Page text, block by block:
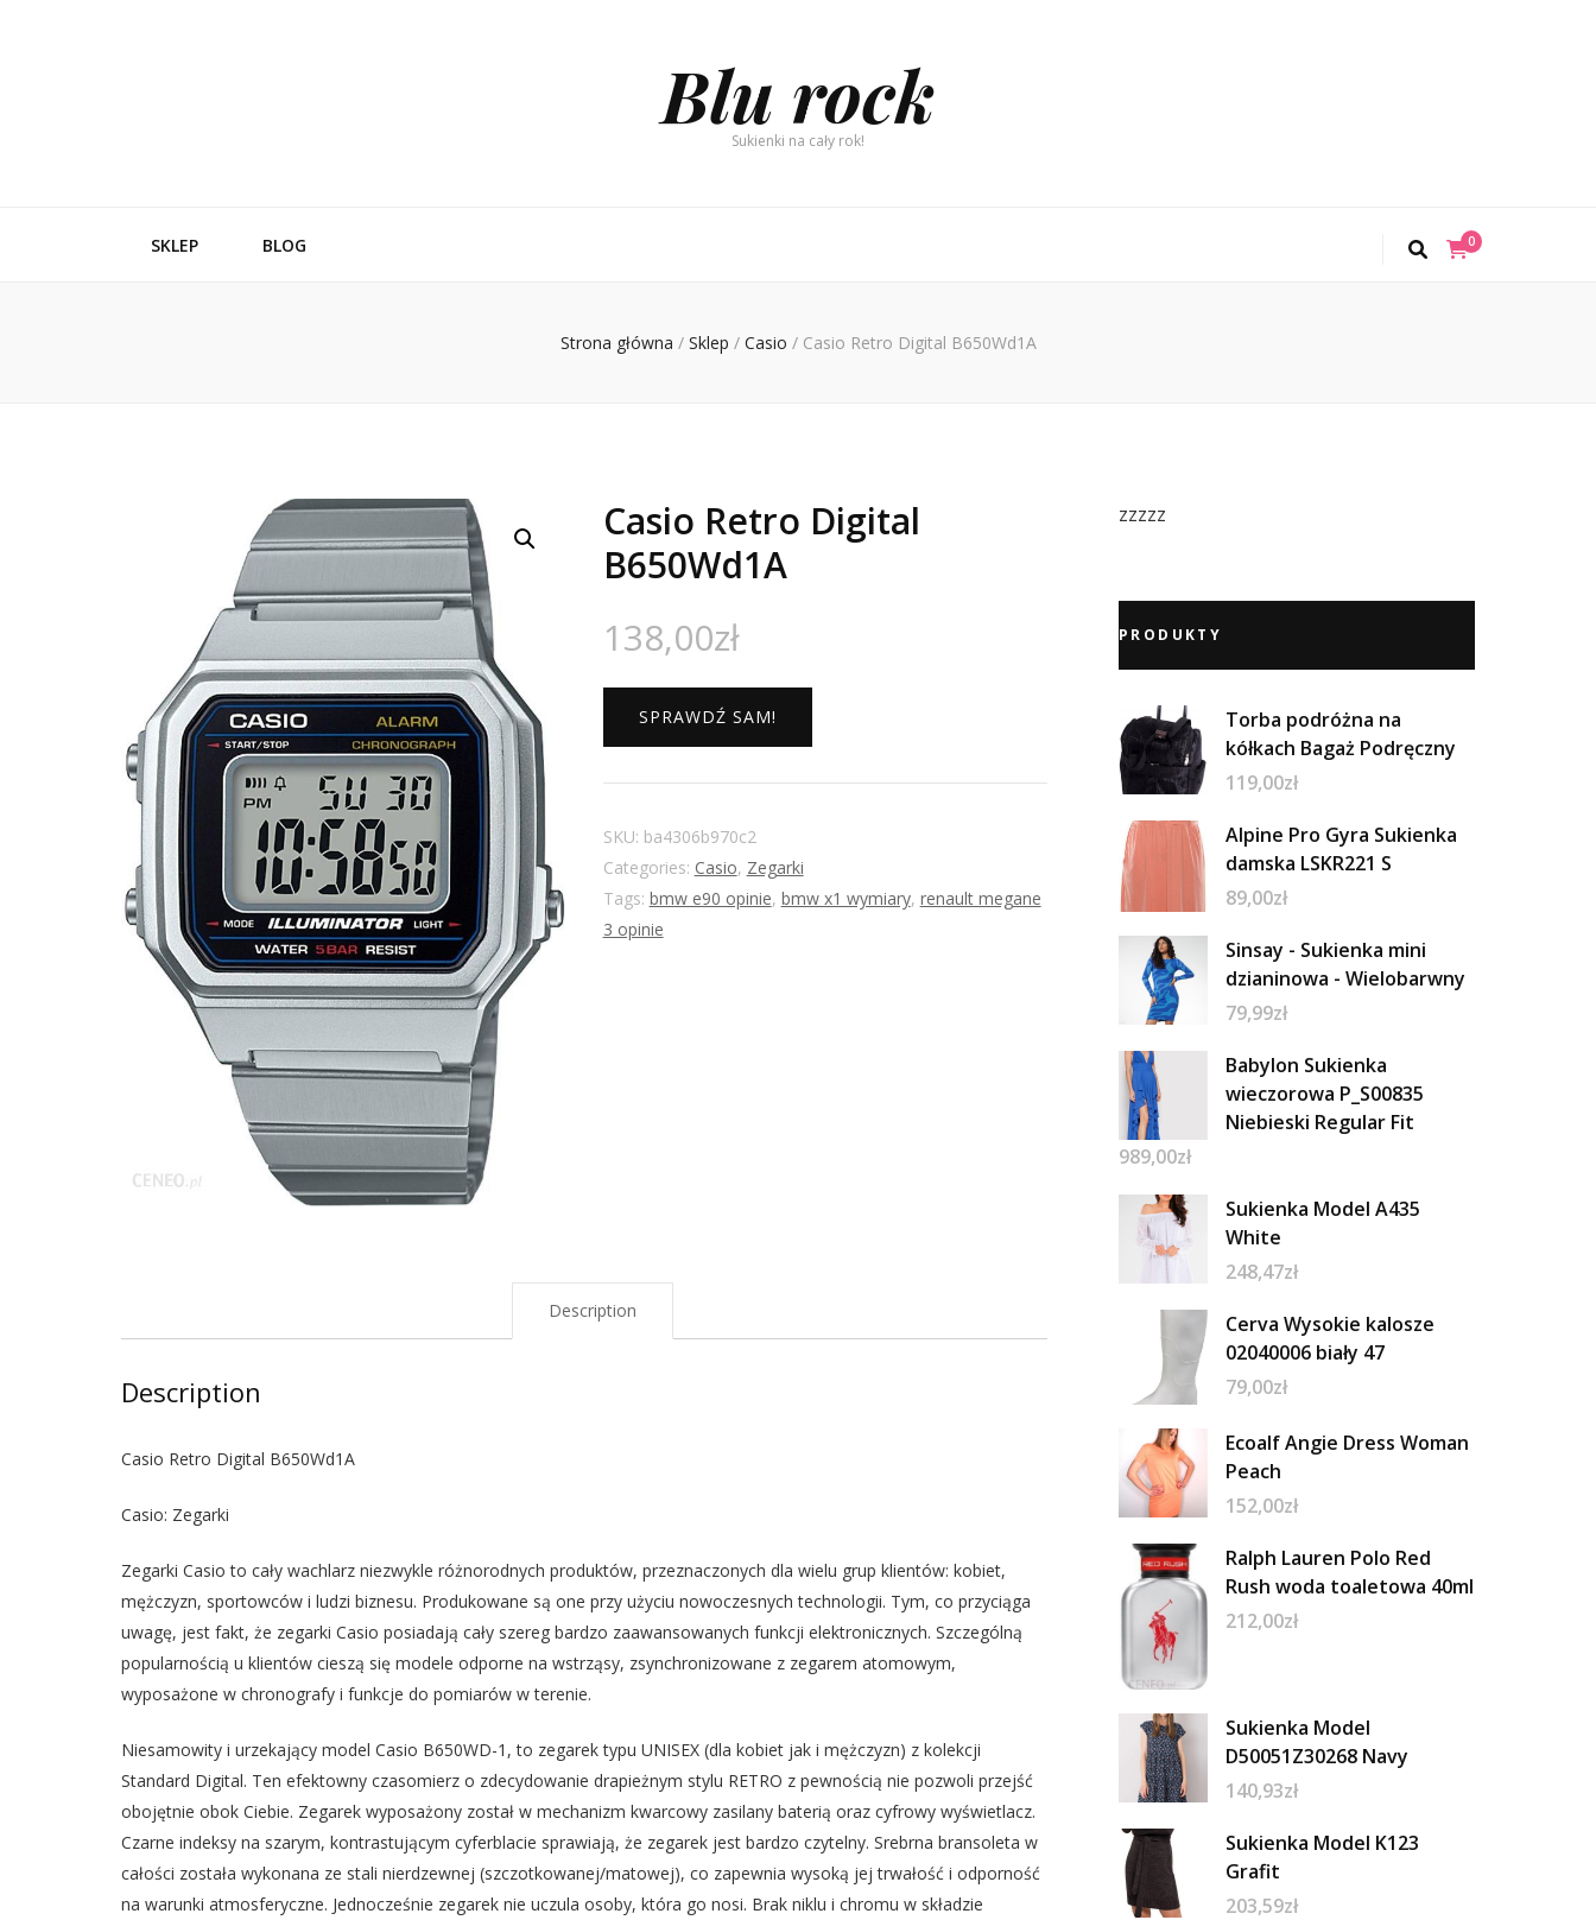
Blu rock
Sukienki na cały rok!
SKLEP BLOG 0
Strona główna / Sklep / Casio / Casio Retro Digital B650Wd1A
Casio Retro Digital
B650Wd1A
138,00zł
SPRAWDŹ SAM!
SKU: ba4306b970c2
Categories: Casio, Zegarki
Tags: bmw e90 opinie, bmw x1 wymiary, renault megane
3 opinie
Description
Description
Casio Retro Digital B650Wd1A
Casio: Zegarki
Zegarki Casio to cały wachlarz niezwykle różnorodnych produktów, przeznaczonych dla wielu grup klientów: kobiet,
mężczyzn, sportowców i ludzi biznesu. Produkowane są one przy użyciu nowoczesnych technologii. Tym, co przyciąga
uwagę, jest fakt, że zegarki Casio posiadają cały szereg bardzo zaawansowanych funkcji elektronicznych. Szczególną
popularnością u klientów cieszą się modele odporne na wstrząsy, zsynchronizowane z zegarem atomowym,
wyposażone w chronografy i funkcje do pomiarów w terenie.
Niesamowity i urzekający model Casio B650WD-1, to zegarek typu UNISEX (dla kobiet jak i mężczyzn) z kolekcji
Standard Digital. Ten efektowny czasomierz o zdecydowanie drapieżnym stylu RETRO z pewnością nie pozwoli przejść
obojętnie obok Ciebie. Zegarek wyposażony został w mechanizm kwarcowy zasilany baterią oraz cyfrowy wyświetlacz.
Czarne indeksy na szarym, kontrastującym cyferblacie sprawiają, że zegarek jest bardzo czytelny. Srebrna bransoleta w
całości została wykonana ze stali nierdzewnej (szczotkowanej/matowej), co zapewnia wysoką jej trwałość i odporność
na warunki atmosferyczne. Jednocześnie zegarek nie uczula osoby, która go nosi. Brak niklu i chromu w składzie
zzzzz
PRODUKTY
Torba podróżna na
kółkach Bagaż Podręczny
119,00zł
Alpine Pro Gyra Sukienka
damska LSKR221 S
89,00zł
Sinsay - Sukienka mini
dzianinowa - Wielobarwny
79,99zł
Babylon Sukienka
wieczorowa P_S00835
Niebieski Regular Fit
989,00zł
Sukienka Model A435
White
248,47zł
Cerva Wysokie kalosze
02040006 biały 47
79,00zł
Ecoalf Angie Dress Woman
Peach
152,00zł
Ralph Lauren Polo Red
Rush woda toaletowa 40ml
212,00zł
Sukienka Model
D50051Z30268 Navy
140,93zł
Sukienka Model K123
Grafit
203,59zł